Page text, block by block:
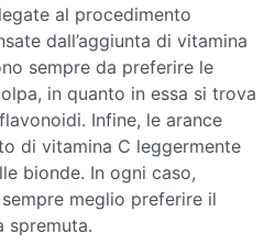
al procedimento
dall’aggiunta di vitamina
sempre da preferire le
in quanto in essa si trova
Infine, le arance
di vitamina C leggermente
bionde. In ogni caso,
meglio preferire il
spremuta.